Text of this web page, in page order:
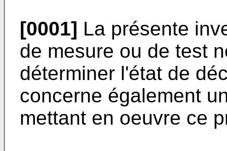
[0001] La présente
de mesure ou de test
déterminer l'état de
concerne également
mettant en oeuvre ce